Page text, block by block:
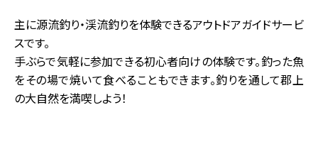
主に源流釣り・渓流釣りを体験できるアウトドアガイドサービ
スです。
手ぶらで気軽に参加できる初心者向けの体験です。釣った魚
をその場で焼いて食べることもできます。釣りを通して郡上
の大自然を満喫しよう！